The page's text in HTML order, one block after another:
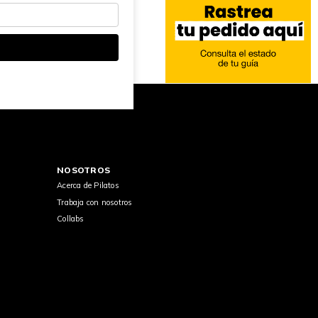
NOSOTROS
Acerca de Pilatos
Trabaja con nosotros
Collabs